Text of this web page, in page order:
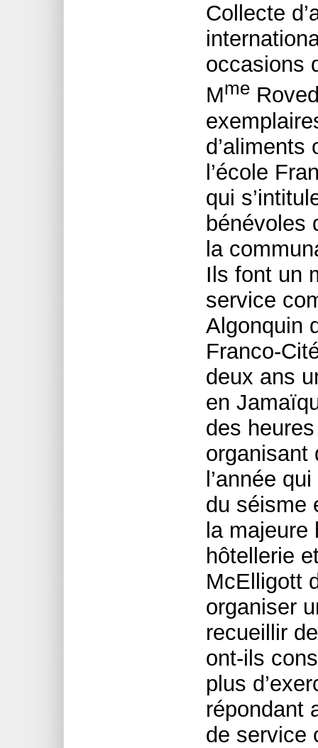
Collecte
occasions
Mme
d’aliments
l’école
qui
bénévoles
la
Ils font un
service
Algonquin
Franco-
deux ans
en
des
organisant
l’année
du séisme
la
hôtellerie
McElligott
organiser
recueillir
ont-ils
plus
répondant
de service